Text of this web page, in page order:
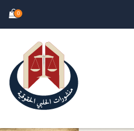
0